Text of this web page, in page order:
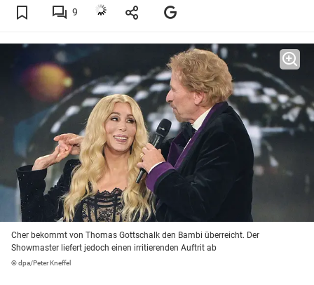
9
Cher bekommt von Thomas Gottschalk den Bambi überreicht. Der
Showmaster liefert jedoch einen irritierenden Auftrit ab
© dpa/Peter Kneffel